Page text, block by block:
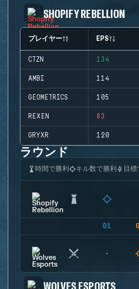
SHOPIFY REBELLION
プレイヤー EPS
CTZN 134
AMBI 114
GEOMETRICS 105
REXEN 83
GRYXR 120
ラウンド
時間で勝利 キル数で勝利 目標
01
WOLVES ESPORTS